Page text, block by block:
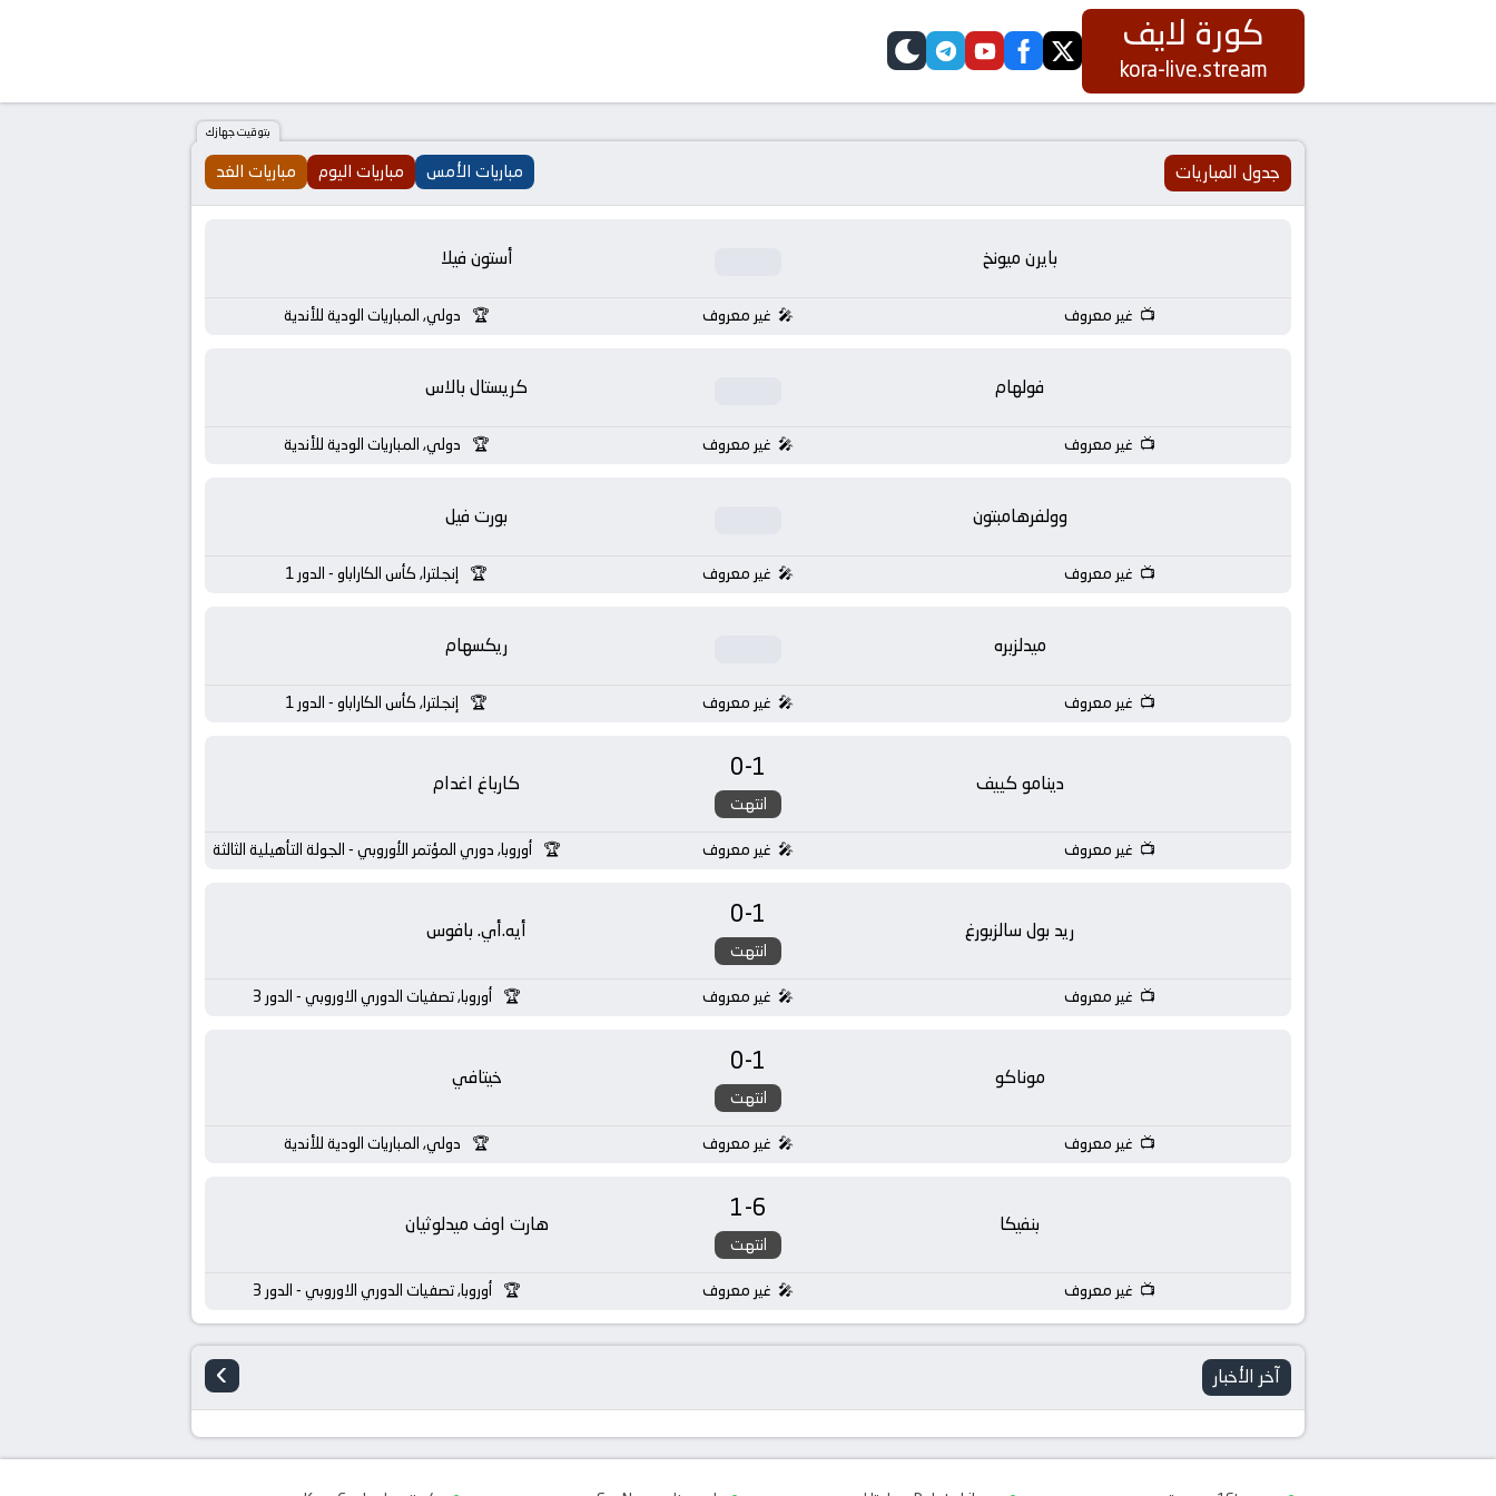
كورة
لايف
كورة لايف
kora-live.stream
twitter
facebook
youtube
telegram
skin
بتوقيت جهازك
جدول المباريات مباريات الأمس مباريات اليوم مباريات الغد
بايرن ميونخ أستون فيلا
غير معروف غير معروف دولي, المباريات الودية للأندية
فولهام كريستال بالاس
غير معروف غير معروف دولي, المباريات الودية للأندية
وولفرهامبتون بورت فيل
غير معروف غير معروف إنجلترا, كأس الكاراباو - الدور 1
ميدلزبره ريكسهام
غير معروف غير معروف إنجلترا, كأس الكاراباو - الدور 1
دينامو كييف 1
-
0
انتهت
كارباغ اغدام
غير معروف غير معروف أوروبا, دوري المؤتمر الأوروبي - الجولة التأهيلية الثالثة
ريد بول سالزبورغ 1
-
0
انتهت
أيه.أي. بافوس
غير معروف غير معروف أوروبا, تصفيات الدوري الاوروبي - الدور 3
موناكو 1
-
0
انتهت
خيتافي
غير معروف غير معروف دولي, المباريات الودية للأندية
بنفيكا 6
-
1
انتهت
هارت اوف ميدلوثيان
غير معروف غير معروف أوروبا, تصفيات الدوري الاوروبي - الدور 3
آخر الأخبار ›